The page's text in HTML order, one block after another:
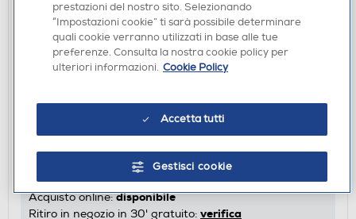
SMARTPHONE DUAL SIM
XIAOMI - Smartphone REDMI 17 4GB/128GB-Deep
Blue
Acquisto online:disponibile
Ritiro in negozio in 30' gratuito: verifica
prestazioni del nostro sito. Selezionando
“Impostazioni cookie” ti sarà possibile determinare
quali cookie verranno utilizzati in base alle tue
preferenze. Consulta la nostra cookie policy per
ulteriori informazioni. Cookie Policy
Accetta tutti
Gestisci cookie